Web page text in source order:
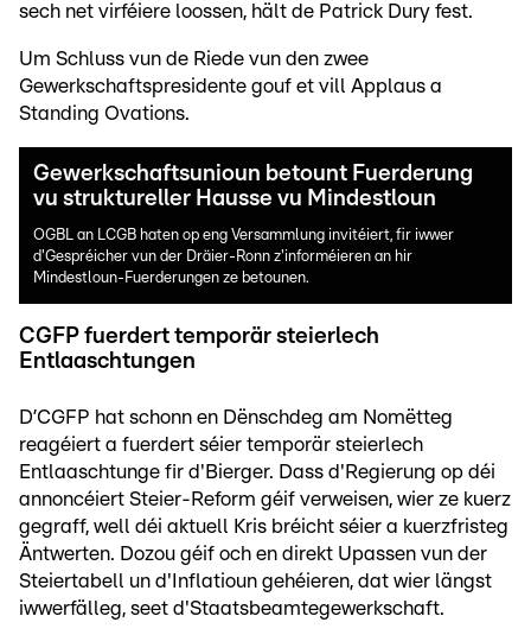
sech net virféiere loossen, hält de Patrick Dury fest.
Um Schluss vun de Riede vun den zwee
Gewerkschaftspresidente gouf et vill Applaus a
Standing Ovations.
Gewerkschaftsunioun betount Fuerderung
vu struktureller Hausse vu Mindestloun
OGBL an LCGB haten op eng Versammlung invitéiert, fir iwwer
d'Gespréicher vun der Dräier-Ronn z'informéieren an hir
Mindestloun-Fuerderungen ze betounen.
CGFP fuerdert temporär steierlech
Entlaaschtungen
D’CGFP hat schonn en Dënschdeg am Nomëtteg
reagéiert a fuerdert séier temporär steierlech
Entlaaschtunge fir d'Bierger. Dass d'Regierung op déi
annoncéiert Steier-Reform géif verweisen, wier ze kuerz
gegraff, well déi aktuell Kris bréicht séier a kuerzfristeg
Äntwerten. Dozou géif och en direkt Upassen vun der
Steiertabell un d'Inflatioun gehéieren, dat wier längst
iwwerfälleg, seet d'Staatsbeamtegewerkschaft.